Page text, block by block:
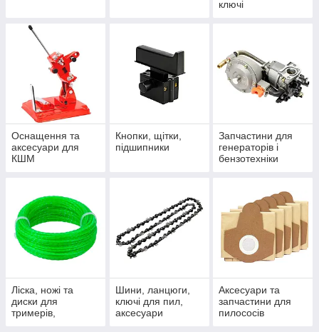
ключі
Оснащення та
аксесуари для
КШМ
Кнопки, щітки,
підшипники
Запчастини для
генераторів і
бензотехніки
Ліска, ножі та
диски для
тримерів,
Шини, ланцюги,
ключі для пил,
аксесуари
Аксесуари та
запчастини для
пилососів